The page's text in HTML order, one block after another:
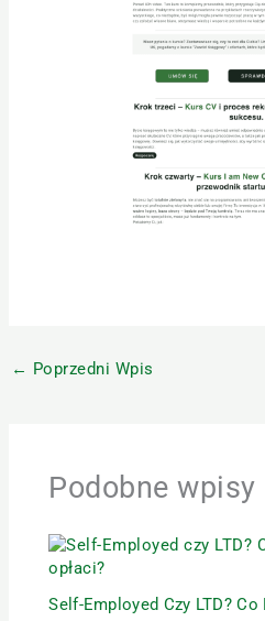
← Poprzedni Wpis
Podobne wpisy
Self-Employed Czy LTD? Co